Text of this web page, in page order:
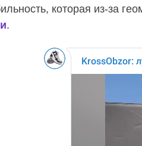
которая из-за
.